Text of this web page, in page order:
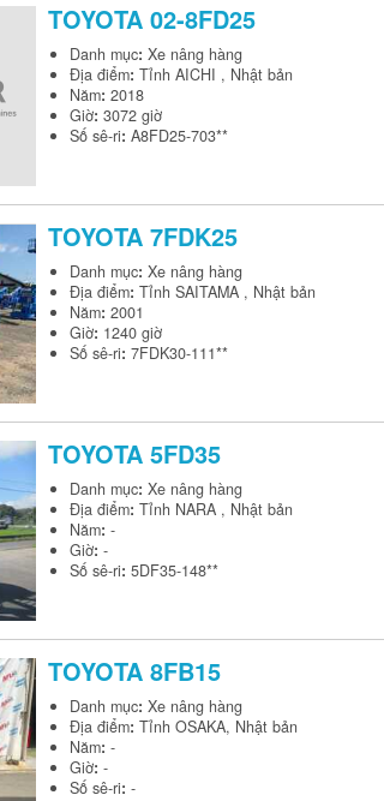
TOYOTA 02-8FD25
Danh mục: Xe nâng hàng
Địa điểm: Tỉnh AICHI , Nhật bản
Năm: 2018
Giờ: 3072 giờ
Số sê-ri: A8FD25-703**
TOYOTA 7FDK25
Danh mục: Xe nâng hàng
Địa điểm: Tỉnh SAITAMA , Nhật bản
Năm: 2001
Giờ: 1240 giờ
Số sê-ri: 7FDK30-111**
TOYOTA 5FD35
Danh mục: Xe nâng hàng
Địa điểm: Tỉnh NARA , Nhật bản
Năm: -
Giờ: -
Số sê-ri: 5DF35-148**
TOYOTA 8FB15
Danh mục: Xe nâng hàng
Địa điểm: Tỉnh OSAKA, Nhật bản
Năm: -
Giờ: -
Số sê-ri: -